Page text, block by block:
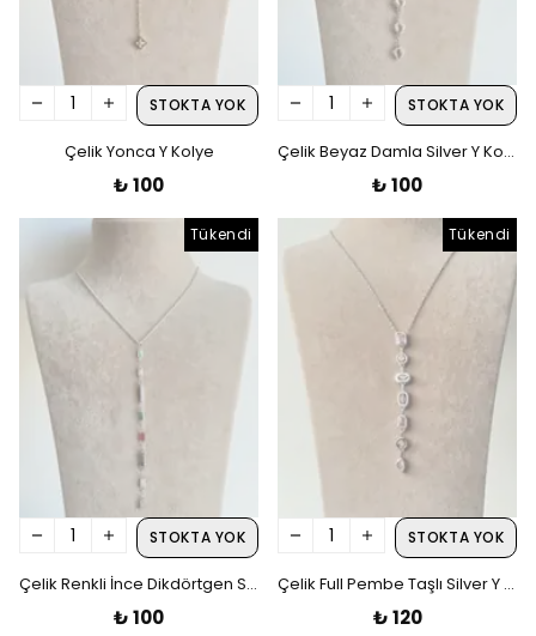
STOKTA YOK
Çelik Yonca Y Kolye
₺ 100
STOKTA YOK
Çelik Beyaz Damla Silver Y Kolye
₺ 100
Tükendi
STOKTA YOK
Çelik Renkli İnce Dikdörtgen Silver Y Kolye
₺ 100
Tükendi
STOKTA YOK
Çelik Full Pembe Taşlı Silver Y Kolye
₺ 120